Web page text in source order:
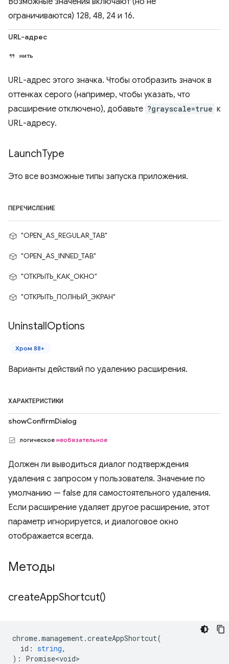
ограничиваются) 128, 48, 24 и 16.
URL-адрес
нить
URL-адрес этого значка. Чтобы отобразить значок в
оттенках серого (например, чтобы указать, что
расширение отключено), добавьте ?grayscale=true к
URL-адресу.
LaunchType
Это все возможные типы запуска приложения.
ПЕРЕЧИСЛЕНИЕ
"OPEN_AS_REGULAR_TAB"
"OPEN_AS_INNED_TAB"
"ОТКРЫТЬ_КАК_ОКНО"
"ОТКРЫТЬ_ПОЛНЫЙ_ЭКРАН"
UninstallOptions
Хром 88+
Варианты действий по удалению расширения.
ХАРАКТЕРИСТИКИ
showConfirmDialog
логическое необязательное
Должен ли выводиться диалог подтверждения
удаления с запросом у пользователя. Значение по
умолчанию — false для самостоятельного удаления.
Если расширение удаляет другое расширение, этот
параметр игнорируется, и диалоговое окно
отображается всегда.
Методы
createAppShortcut()
chrome.management.createAppShortcut(
id : string,
) : Promise<void>